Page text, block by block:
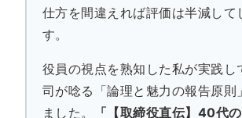
仕方を間違えれば評価は半減して
す。
役員の視点を熟知した私が実践し
司が唸る「論理と魅力の報告原則
ました。
「【取締役直伝】40代